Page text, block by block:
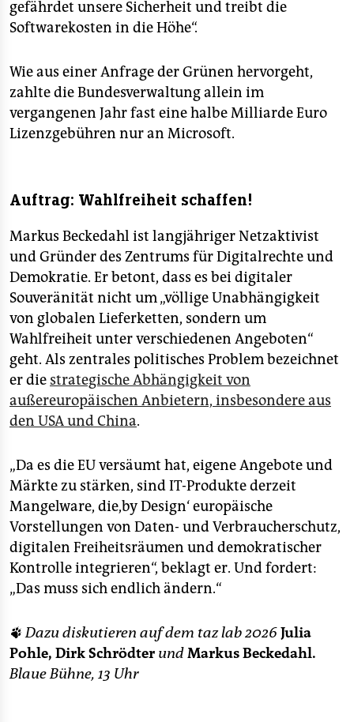
gefährdet unsere Sicherheit und treibt die
Softwarekosten in die Höhe“.
Wie aus einer Anfrage der Grünen hervorgeht,
zahlte die Bundesverwaltung allein im
vergangenen Jahr fast eine halbe Milliarde Euro
Lizenzgebühren nur an Microsoft.
Auftrag: Wahlfreiheit schaffen!
Markus Beckedahl ist langjähriger Netzaktivist
und Gründer des Zentrums für Digitalrechte und
Demokratie. Er betont, dass es bei digitaler
Souveränität nicht um „völlige Unabhängigkeit
von globalen Lieferketten, sondern um
Wahlfreiheit unter verschiedenen Angeboten“
geht. Als zentrales politisches Problem bezeichnet
er die ­ strategische Abhängigkeit von
außereuropäischen Anbietern, insbesondere aus
den USA und China.
„Da es die EU versäumt hat, eigene Angebote und
Märkte zu stärken, sind IT-Produkte derzeit
Mangelware, die,by Design‘ europäische
Vorstellungen von Daten- und Verbraucherschutz,
digitalen Freiheitsräumen und demokratischer
Kontrolle integrieren“, beklagt er. Und fordert:
„Das muss sich endlich ändern.“
🐾Dazu diskutieren auf dem taz lab 2026Julia
Pohle, Dirk Schrödter undMarkus Beckedahl.
Blaue Bühne, 13 Uhr